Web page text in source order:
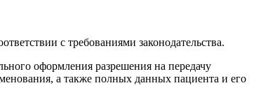
с требованиями законодательства.
оформления разрешения на передачу
а также полных данных пациента и его